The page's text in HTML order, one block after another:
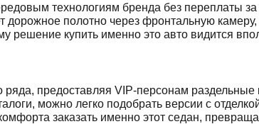
технологиям бренда без переплаты
дорожное полотно через фронтальную
решение купить именно это авто видится
ряда, предоставляя VIP-персонам
можно легко подобрать версии с
заказать именно этот седан,